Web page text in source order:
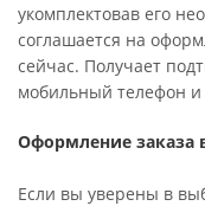
укомплектовав его
соглашается на
сейчас. Получает
мобильный телефон и
Оформление заказа
Если вы уверены в